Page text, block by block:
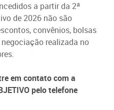
a partir da 2ª
de 2026 não são
convênios, bolsas
realizada no
em contato com a
pelo telefone